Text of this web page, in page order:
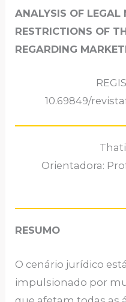
ANALYSIS OF
RESTRICTIONS OF
REGARDING
10.69849/
Orientadora:
RESUMO
O cenário jurídico
impulsionado por